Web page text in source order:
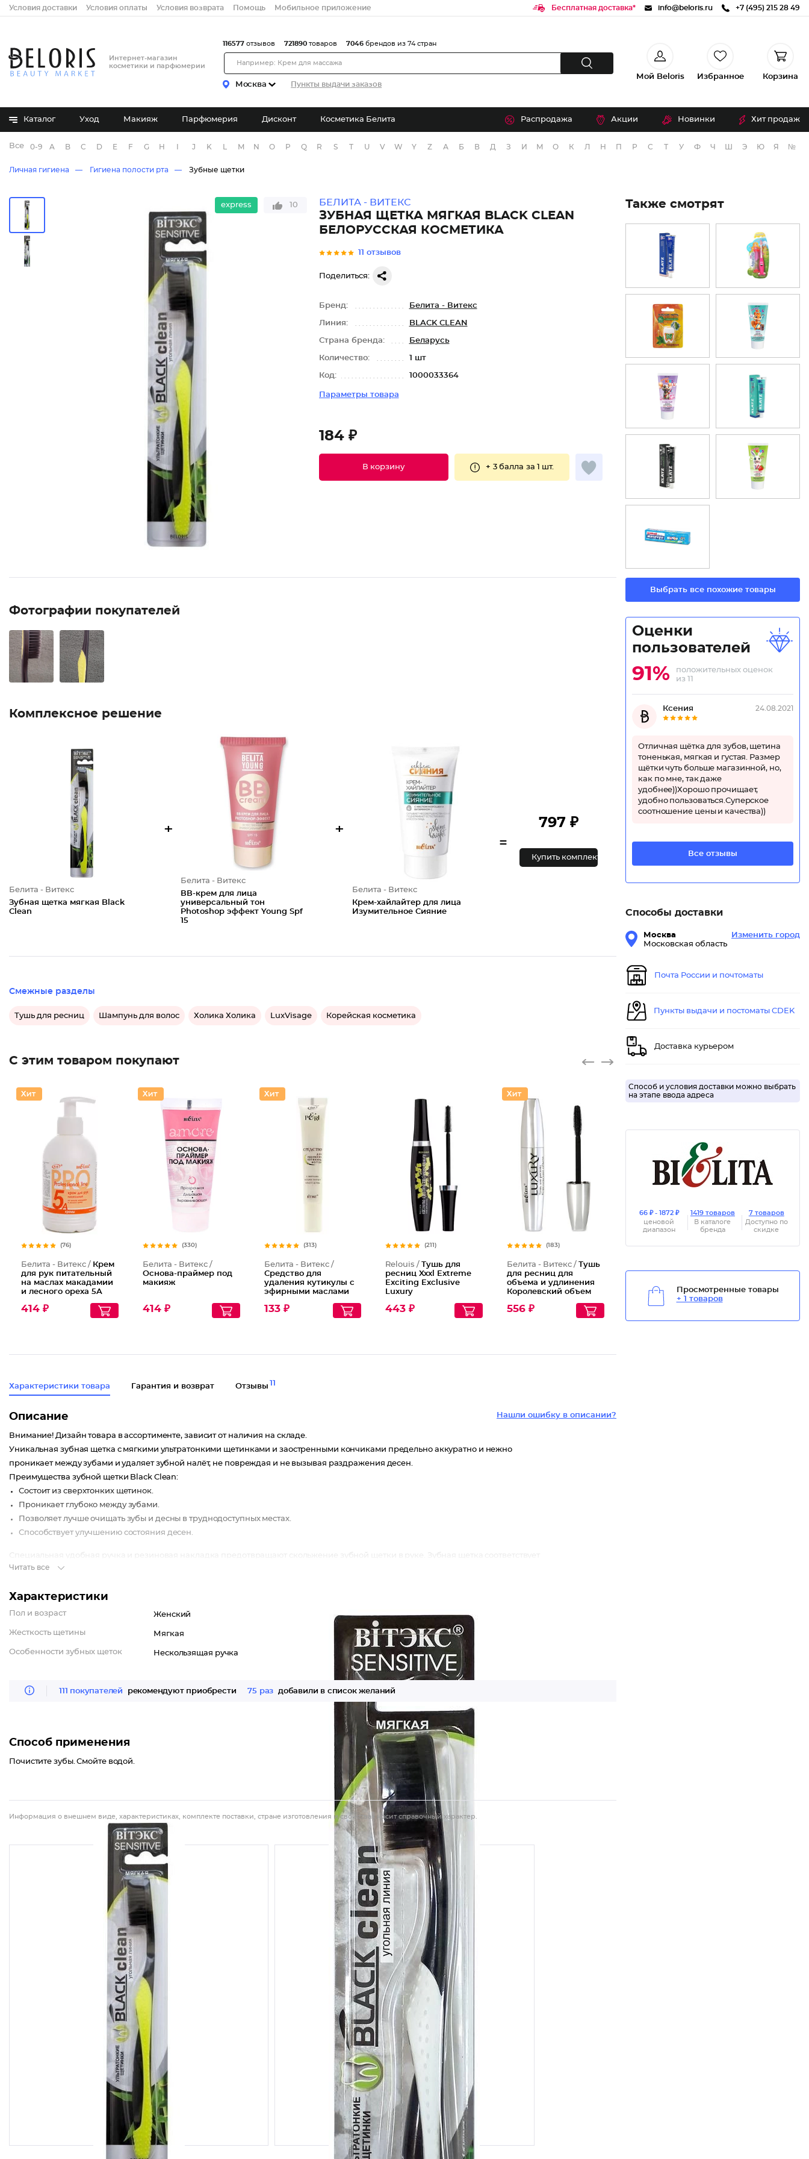
Условия доставки Условия оплаты Условия возврата Помощь Мобильное приложение Бесплатная доставка* info@beloris.ru +7 (495) 215 28 49
Интернет-магазин
косметики и парфюмерии
Москва Пункты выдачи заказов
116577 отзывов 721890 товаров 7046 брендов из 74 стран
Мой Beloris Избранное Корзина
Каталог Уход Макияж Парфюмерия Дисконт Косметика Белита Распродажа Акции Новинки Хит продаж
Все бренды
0-9 A B C D E F G H J K M N O P Q R S T U V W Y Z А Б В Д З И М О К Л Н П Р С Т У Ф Ч Э Ю Я №
Личная гигиена Гигиена полости рта Зубные щетки
express 10 БЕЛИТА - ВИТЕКС
ЗУБНАЯ ЩЕТКА МЯГКАЯ BLACK CLEAN
БЕЛОРУССКАЯ КОСМЕТИКА
11 отзывов
Поделиться:
Бренд: Белита - Витекс
Линия: BLACK CLEAN
Страна бренда: Беларусь
Количество: 1 шт
Код: 1000033364
Параметры товара
184 ₽
В корзину + 3 балла за 1 шт.
Фотографии покупателей
Комплексное решение
Белита - Витекс
Зубная щетка мягкая Black
Clean
+
Белита - Витекс
ВВ-крем для лица
универсальный тон
Photoshop эффект Young Spf
15
+
Белита - Витекс
Крем-хайлайтер для лица
Изумительное Сияние
=
797 ₽
Купить комплект
Смежные разделы
Тушь для ресниц Шампунь для волос Холика Холика LuxVisage Корейская косметика
С этим товаром покупают
(76)
Белита - Витекс / Крем
для рук питательный
на маслах макадамии
и лесного ореха 5A
414 ₽
(330)
Белита - Витекс /
Основа-праймер под
макияж
414 ₽
(313)
Белита - Витекс /
Средство для
удаления кутикулы с
эфирными маслами
дерева
133 ₽
(211)
Relouis /Тушь для
ресниц Xxxl Extreme
Exciting Exclusive
Luxury
443 ₽
(183)
Белита - Витекс /Тушь
для ресниц для
объема и удлинения
Королевский объем
556 ₽
Характеристики товара Гарантия и возврат Отзывы 11
Нашли ошибку в описании?
Описание
Внимание! Дизайн товара в ассортименте, зависит от наличия на складе.
Уникальная зубная щетка с мягкими ультратонкими щетинками и заостренными кончиками предельно аккуратно и нежно
проникает между зубами и удаляет зубной налёт, не повреждая и не вызывая раздражения десен.
Преимущества зубной щетки Black Clean:
Состоит из сверхтонких щетинок.
Проникает глубоко между зубами.
Позволяет лучше очищать зубы и десны в труднодоступных местах.
Способствует улучшению состояния десен.
Специальная удобная ручка и резиновая накладка предотвращают скольжение зубной щетки в руке. Зубная щетка соответствует
всем требованиям по уходу за зубами.
Читать все
Характеристики
Пол и возраст Женский
Жесткость щетины Мягкая
Особенности зубных щеток Нескользящая ручка
111 покупателей рекомендуют приобрести 75 раз добавили в список желаний
Способ применения
Почистите зубы. Смойте водой.
Информация о внешнем виде, характеристиках, комплекте поставки, стране изготовления и свойствах носит справочный характер.
Также смотрят
Выбрать все похожие товары
Оценки
пользователей
91%
положительных оценок
из 11
Ксения 24.08.2021
Отличная щётка для зубов, щетина
тоненькая, мягкая и густая. Размер
щётки чуть больше магазинной, но,
как по мне, так даже
удобнее))Хорошо прочищает,
удобно пользоваться.Суперское
соотношение цены и качества))
Все отзывы
Способы доставки
Москва
Московская область
Изменить город
Почта России и почтоматы
Пункты выдачи и постоматы CDEK
Доставка курьером
Способ и условия доставки можно выбрать
на этапе ввода адреса
66 ₽ - 1872 ₽
ценовой
диапазон
1419 товаров
В каталоге
бренда
7 товаров
Доступно по
скидке
Просмотренные товары
+ 1 товаров